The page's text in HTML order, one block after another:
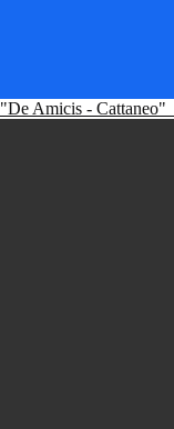
"De Amicis - Cattaneo"